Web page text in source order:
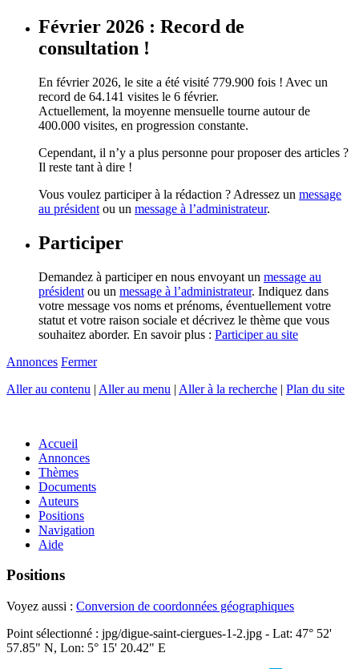
Février 2026 : Record de
consultation !
En février 2026, le site a été visité 779.900 fois ! Avec un
record de 64.141 visites le 6 février.
Actuellement, la moyenne mensuelle tourne autour de
400.000 visites, en progression constante.
Cependant, il n’y a plus personne pour proposer des articles ?
Il reste tant à dire !
Vous voulez participer à la rédaction ? Adressez un message
au président ou un message à l’administrateur.
Participer
Demandez à participer en nous envoyant un message au
président ou un message à l’administrateur. Indiquez dans
votre message vos noms et prénoms, éventuellement votre
statut et votre raison sociale et décrivez le thème que vous
souhaitez aborder. En savoir plus : Participer au site
Annonces Fermer
Aller au contenu | Aller au menu | Aller à la recherche | Plan du site
Accueil
Annonces
Thèmes
Documents
Auteurs
Positions
Navigation
Aide
Positions
Voyez aussi : Conversion de coordonnées géographiques
Point sélectionné : jpg/digue-saint-ciergues-1-2.jpg - Lat: 47° 52'
57.85" N, Lon: 5° 15' 20.42" E